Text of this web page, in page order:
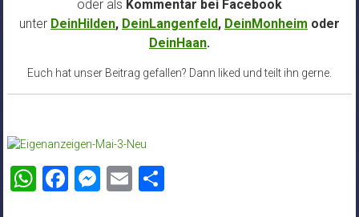
oder als Kommentar bei Facebook
unter DeinHilden, DeinLangenfeld, DeinMonheim oder
DeinHaan.
Euch hat unser Beitrag gefallen? Dann liked und teilt ihn gerne.
WhatsApp
Facebook
Messenger
EmailTeilen